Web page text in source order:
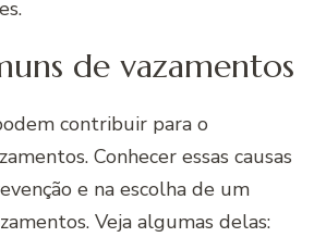
de vazamentos
contribuir para o
Conhecer essas causas
e na escolha de um
Veja algumas delas: